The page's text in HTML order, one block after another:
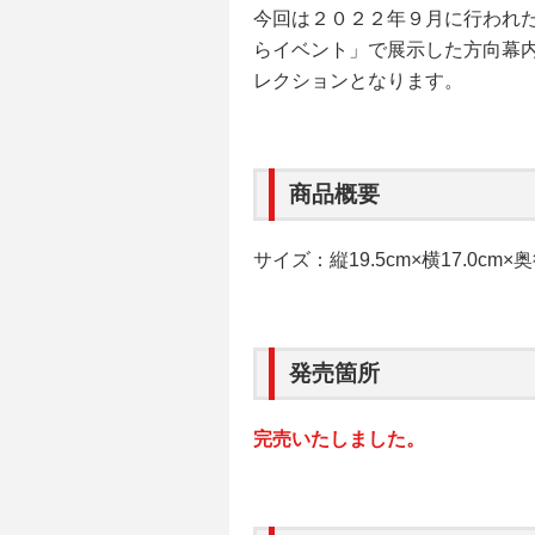
今回は２０２２年９月に行われ
らイベント」で展示した方向幕
レクションとなります。
商品概要
サイズ：縦19.5cm×横17.0cm×
発売箇所
完売いたしました。